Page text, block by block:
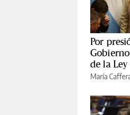
Por
de la
María